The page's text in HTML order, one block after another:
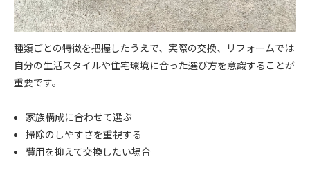
種類ごとの特徴を把握したうえで、実際の交換、リフォームでは
自分の生活スタイルや住宅環境に合った選び方を意識することが
重要です。
家族構成に合わせて選ぶ
掃除のしやすさを重視する
費用を抑えて交換したい場合